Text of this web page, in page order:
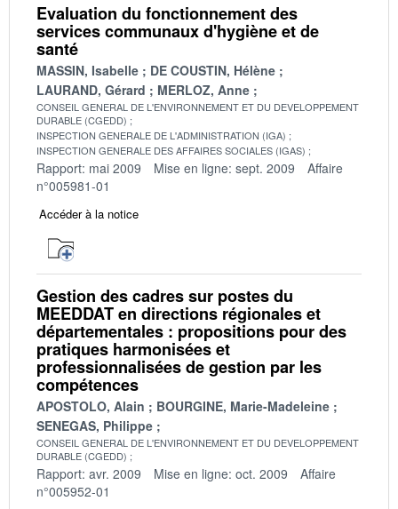
Evaluation du fonctionnement des
services communaux d'hygiène et de
santé
MASSIN, Isabelle
DE COUSTIN, Hélène
LAURAND, Gérard
MERLOZ, Anne
CONSEIL GENERAL DE L'ENVIRONNEMENT ET DU DEVELOPPEMENT
DURABLE (CGEDD)
INSPECTION GENERALE DE L'ADMINISTRATION (IGA)
INSPECTION GENERALE DES AFFAIRES SOCIALES (IGAS)
Rapport: mai 2009 Mise en ligne: sept. 2009
Affaire
n°005981-01
Accéder à la notice
Gestion des cadres sur postes du
MEEDDAT en directions régionales et
départementales : propositions pour des
pratiques harmonisées et
professionnalisées de gestion par les
compétences
APOSTOLO, Alain
BOURGINE, Marie-Madeleine
SENEGAS, Philippe
CONSEIL GENERAL DE L'ENVIRONNEMENT ET DU DEVELOPPEMENT
DURABLE (CGEDD)
Rapport: avr. 2009 Mise en ligne: oct. 2009
Affaire
n°005952-01